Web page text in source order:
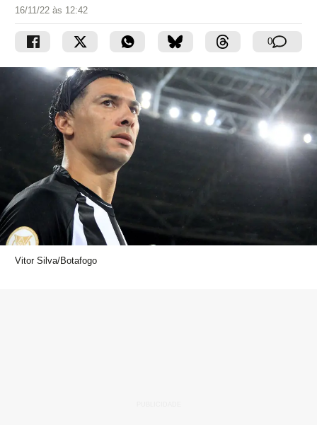
16/11/22 às 12:42
0
Vitor Silva/Botafogo